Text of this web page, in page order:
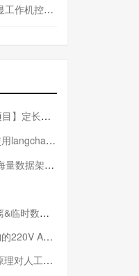
制预算5000
——开胃小菜
models
终极解决方案】
）
高效电源设计
义分析的影响与启示